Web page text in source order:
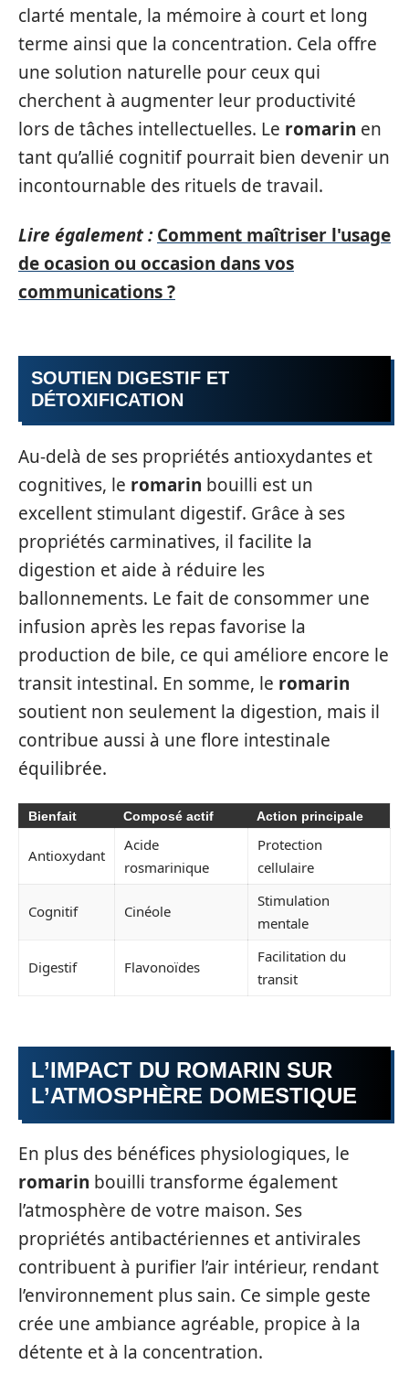
clarté mentale, la mémoire à court et long
terme ainsi que la concentration. Cela offre
une solution naturelle pour ceux qui
cherchent à augmenter leur productivité
lors de tâches intellectuelles. Le romarin en
tant qu’allié cognitif pourrait bien devenir un
incontournable des rituels de travail.
Lire également : Comment maîtriser l'usage
de ocasion ou occasion dans vos
communications ?
SOUTIEN DIGESTIF ET
DÉTOXIFICATION
Au-delà de ses propriétés antioxydantes et
cognitives, le romarin bouilli est un
excellent stimulant digestif. Grâce à ses
propriétés carminatives, il facilite la
digestion et aide à réduire les
ballonnements. Le fait de consommer une
infusion après les repas favorise la
production de bile, ce qui améliore encore le
transit intestinal. En somme, le romarin
soutient non seulement la digestion, mais il
contribue aussi à une flore intestinale
équilibrée.
Bienfait Composé actif Action principale
Antioxydant
Acide
rosmarinique
Protection
cellulaire
Cognitif Cinéole
Stimulation
mentale
Digestif Flavonoïdes
Facilitation du
transit
L’IMPACT DU ROMARIN SUR
L’ATMOSPHÈRE DOMESTIQUE
En plus des bénéfices physiologiques, le
romarin bouilli transforme également
l’atmosphère de votre maison. Ses
propriétés antibactériennes et antivirales
contribuent à purifier l’air intérieur, rendant
l’environnement plus sain. Ce simple geste
crée une ambiance agréable, propice à la
détente et à la concentration.